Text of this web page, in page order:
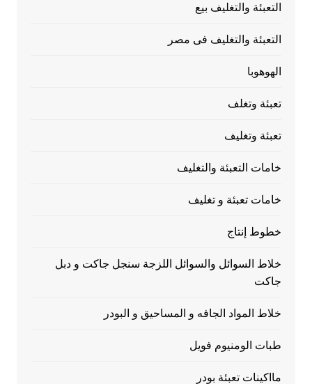
التعبئة والتغليف بيع
التعبئة والتغليف فى مصر
الهوهوبا
تعبئة وتغلف
تعبئة وتغليف
خامات التعبئة والتغليف
خامات تعبئة و تغليف
خطوط إنتاج
خلاط السوائل والسوائل اللزجة سنجل جاكت و دبل
جاكت
خلاط المواد الجافه و المساحيق و البودر
طبات الومنيوم فويل
مااكينات تعبئة بودر